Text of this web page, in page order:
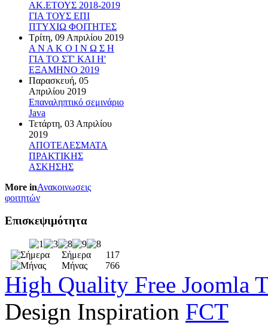
ΑΚ.ΕΤΟΥΣ 2018-2019
ΓΙΑ ΤΟΥΣ ΕΠΙ
ΠΤΥΧΙΩ ΦΟΙΤΗΤΕΣ
Τρίτη, 09 Απριλίου 2019
Α Ν Α Κ Ο Ι Ν Ω Σ Η
ΓΙΑ ΤΟ ΣΤ' ΚΑΙ Η'
ΕΞΑΜΗΝΟ 2019
Παρασκευή, 05
Απριλίου 2019
Επαναληπτικό σεμινάριο
Java
Τετάρτη, 03 Απριλίου
2019
ΑΠΟΤΕΛΕΣΜΑΤΑ
ΠΡΑΚΤΙΚΗΣ
ΑΣΚΗΣΗΣ
More inΑνακοινωσεις
φοιτητών
Επισκεψιμότητα
Σήμερα
117
Μήνας
766
High Quality Free Joomla
Design Inspiration FCT